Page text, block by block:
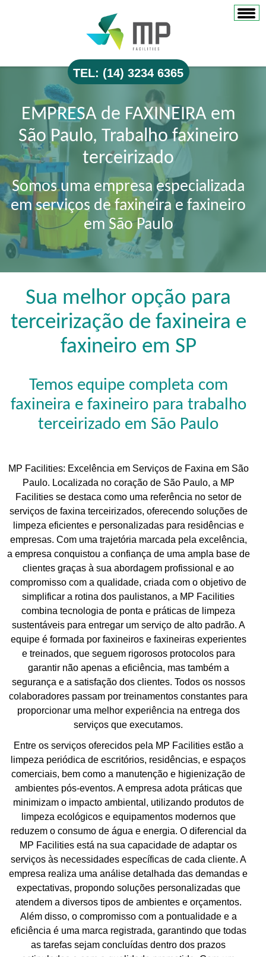
TEL: (14) 3234 6365
EMPRESA de FAXINEIRA em
São Paulo, Trabalho faxineiro
terceirizado
Somos uma empresa especializada
em serviços de faxineira e faxineiro
em São Paulo
Sua melhor opção para
terceirização de faxineira e
faxineiro em SP
Temos equipe completa com
faxineira e faxineiro para trabalho
terceirizado em São Paulo
MP Facilities: Excelência em Serviços de Faxina em São
Paulo. Localizada no coração de São Paulo, a MP
Facilities se destaca como uma referência no setor de
serviços de faxina terceirizados, oferecendo soluções de
limpeza eficientes e personalizadas para residências e
empresas. Com uma trajetória marcada pela excelência,
a empresa conquistou a confiança de uma ampla base de
clientes graças à sua abordagem profissional e ao
compromisso com a qualidade, criada com o objetivo de
simplificar a rotina dos paulistanos, a MP Facilities
combina tecnologia de ponta e práticas de limpeza
sustentáveis para entregar um serviço de alto padrão. A
equipe é formada por faxineiros e faxineiras experientes
e treinados, que seguem rigorosos protocolos para
garantir não apenas a eficiência, mas também a
segurança e a satisfação dos clientes. Todos os nossos
colaboradores passam por treinamentos constantes para
proporcionar uma melhor experiência na entrega dos
serviços que executamos.
Entre os serviços oferecidos pela MP Facilities estão a
limpeza periódica de escritórios, residências, e espaços
comerciais, bem como a manutenção e higienização de
ambientes pós-eventos. A empresa adota práticas que
minimizam o impacto ambiental, utilizando produtos de
limpeza ecológicos e equipamentos modernos que
reduzem o consumo de água e energia. O diferencial da
MP Facilities está na sua capacidade de adaptar os
serviços às necessidades específicas de cada cliente. A
empresa realiza uma análise detalhada das demandas e
expectativas, propondo soluções personalizadas que
atendem a diversos tipos de ambientes e orçamentos.
Além disso, o compromisso com a pontualidade e a
eficiência é uma marca registrada, garantindo que todas
as tarefas sejam concluídas dentro dos prazos